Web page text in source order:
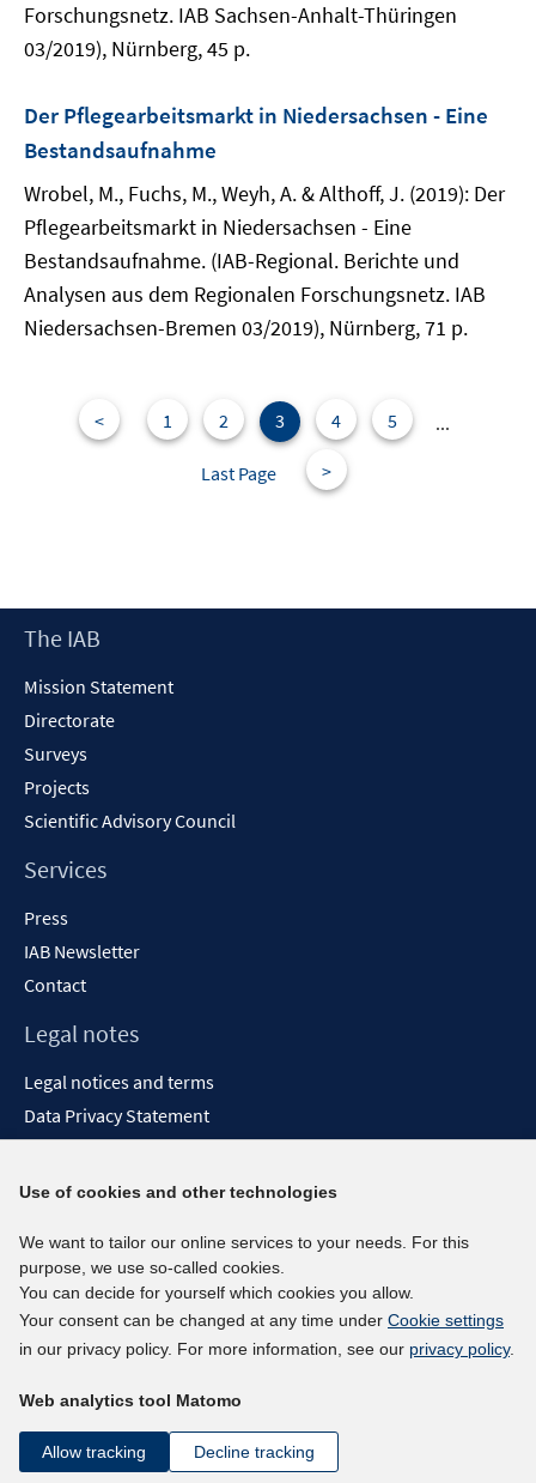
Forschungsnetz. IAB Sachsen-Anhalt-Thüringen
03/2019), Nürnberg, 45 p.
Der Pflegearbeitsmarkt in Niedersachsen - Eine
Bestandsaufnahme
Wrobel, M., Fuchs, M., Weyh, A. & Althoff, J. (2019): Der
Pflegearbeitsmarkt in Niedersachsen - Eine
Bestandsaufnahme. (IAB-Regional. Berichte und
Analysen aus dem Regionalen Forschungsnetz. IAB
Niedersachsen-Bremen 03/2019), Nürnberg, 71 p.
< 1 2 3 4 5 ...
Last Page >
Footer
The IAB
Mission Statement
Directorate
Surveys
Projects
Scientific Advisory Council
Services
Press
IAB Newsletter
Contact
Legal notes
Legal notices and terms
Data Privacy Statement
Report Accessibility
Social media channels
BlueSky
YouTube
LinkedIn
kununu
Netiquette
Use of cookies and other technologies
We want to tailor our online services to your needs. For this
purpose, we use so-called cookies.
You can decide for yourself which cookies you allow.
Your consent can be changed at any time under Cookie settings
in our privacy policy. For more information, see our privacy policy.
Web analytics tool Matomo
Allow tracking Decline tracking